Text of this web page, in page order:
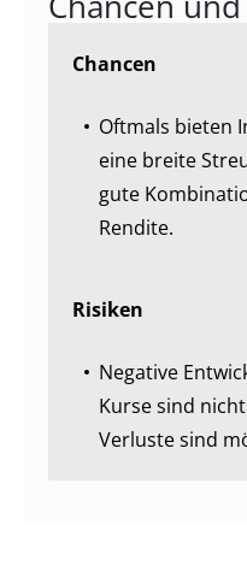
Chancen
Oftmals bieten
eine breite
gute
Rendite.
Risiken
Negative
Kurse sind
Verluste sind